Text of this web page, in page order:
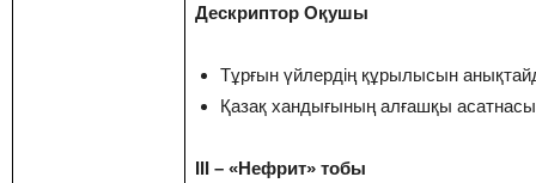
Дескриптор Оқушы
Тұрғын үйлердің құрылысын
Қазақ хандығының алғашқы
III – «Нефрит» тобы